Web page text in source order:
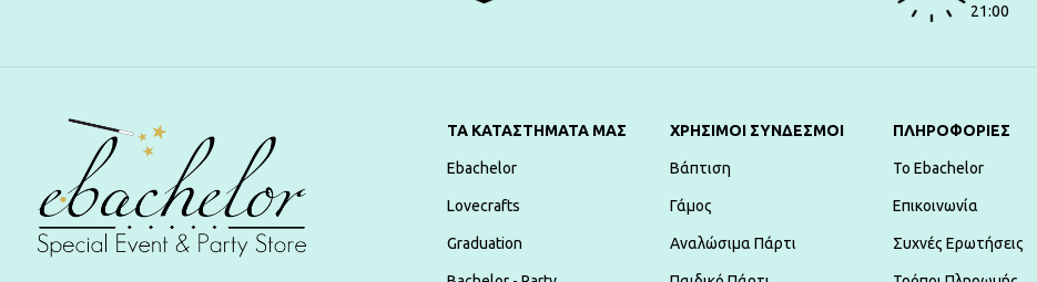
21:00
ΤΑ ΚΑΤΑΣΤΗΜΑΤΑ ΜΑΣ
Ebachelor
Lovecrafts
Graduation
ΧΡΗΣΙΜΟΙ ΣΥΝΔΕΣΜΟΙ
Βάπτιση
Γάμος
Αναλώσιμα Πάρτι
ΠΛΗΡΟΦΟΡΙΕΣ
To Ebachelor
Επικοινωνία
Συχνές Ερωτήσεις